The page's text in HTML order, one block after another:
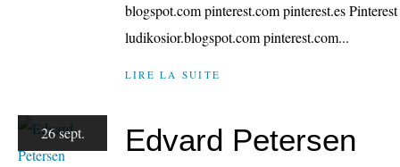
blogspot.com pinterest.com pinterest.es
ludikosior.blogspot.com pinterest.com...
LIRE LA SUITE
26 sept. Edvard Petersen